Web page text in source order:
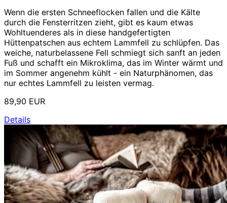
Wenn die ersten Schneeflocken fallen und die Kälte
durch die Fensterritzen zieht, gibt es kaum etwas
Wohltuenderes als in diese handgefertigten
Hüttenpatschen aus echtem Lammfell zu schlüpfen. Das
weiche, naturbelassene Fell schmiegt sich sanft an jeden
Fuß und schafft ein Mikroklima, das im Winter wärmt und
im Sommer angenehm kühlt - ein Naturphänomen, das
nur echtes Lammfell zu leisten vermag.
89,90 EUR
Details